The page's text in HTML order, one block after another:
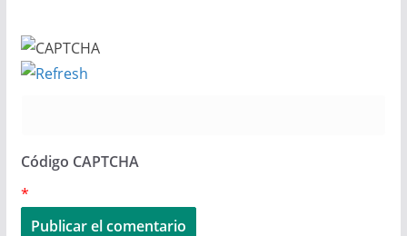
Código CAPTCHA
*